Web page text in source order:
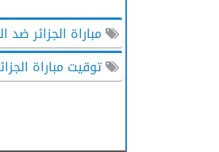
مباراة الجزائر ضد
توقيت مباراة